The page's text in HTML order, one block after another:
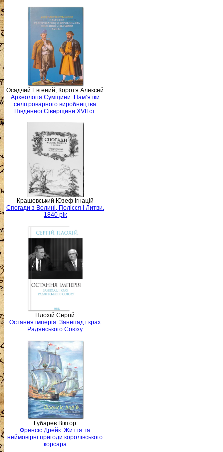
Осадчий Евгений, Коротя Алексей
Археологія Сумщини. Пам’ятки
селітроварного виробництва
Південної Сіверщини XVII ст.
Крашевський Юзеф Ігнацій
Спогади з Волині, Полісся і Литви.
1840 рік
Плохій Сергій
Остання імперія. Занепад і крах
Радянського Союзу
Губарев Віктор
Френсіс Дрейк. Життя та
неймовірні пригоди королівського
корсара